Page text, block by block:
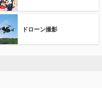
ドローン撮影